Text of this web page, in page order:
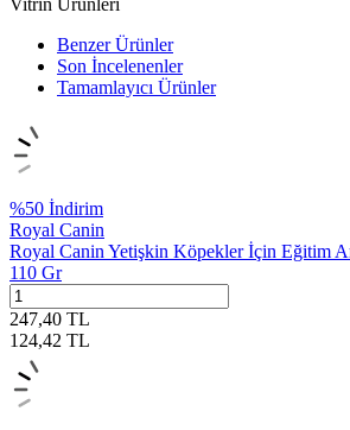
Benzer Ürünler
Son İncelenenler
Tamamlayıcı Ürünler
%50 İndirim
Royal Canin
Royal Canin Yetişkin Köpekler İçin Eğitim
110 Gr
247,40 TL
124,42 TL